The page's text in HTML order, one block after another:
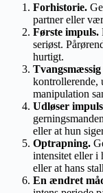
Forhistorie.
partner eller
Første impuls.
seriøst.
hurtigt.
kontrollerende,
manipulation
Udløser
eller at hun
Optrapning.
intensitet eller i
eller at hans
En ændret